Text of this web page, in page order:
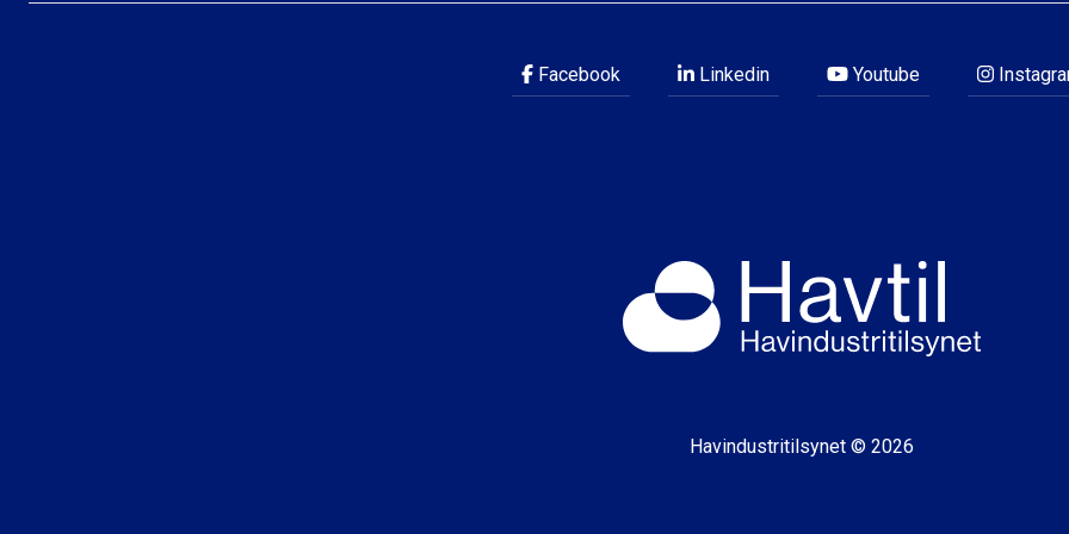
Facebook Linkedin Youtube
Havindustritilsynet © 2026